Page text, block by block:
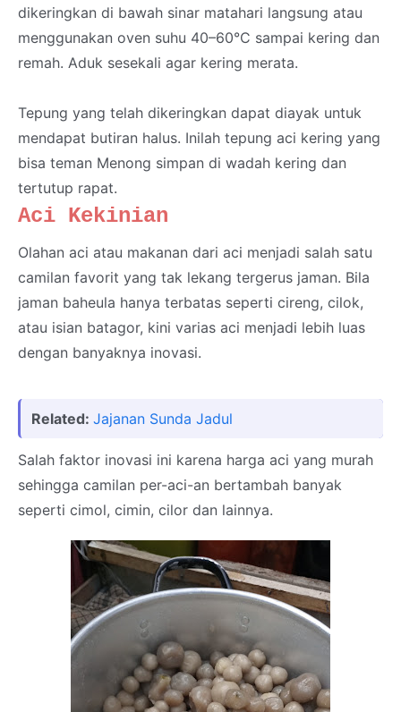
dikeringkan di bawah sinar matahari langsung atau
menggunakan oven suhu 40–60°C sampai kering dan
remah. Aduk sesekali agar kering merata.
Tepung yang telah dikeringkan dapat diayak untuk
mendapat butiran halus. Inilah tepung aci kering yang
bisa teman Menong simpan di wadah kering dan
tertutup rapat.
Aci Kekinian
Olahan aci atau makanan dari aci menjadi salah satu
camilan favorit yang tak lekang tergerus jaman. Bila
jaman baheula hanya terbatas seperti cireng, cilok,
atau isian batagor, kini varias aci menjadi lebih luas
dengan banyaknya inovasi.
Related: Jajanan Sunda Jadul
Salah faktor inovasi ini karena harga aci yang murah
sehingga camilan per-aci-an bertambah banyak
seperti cimol, cimin, cilor dan lainnya.